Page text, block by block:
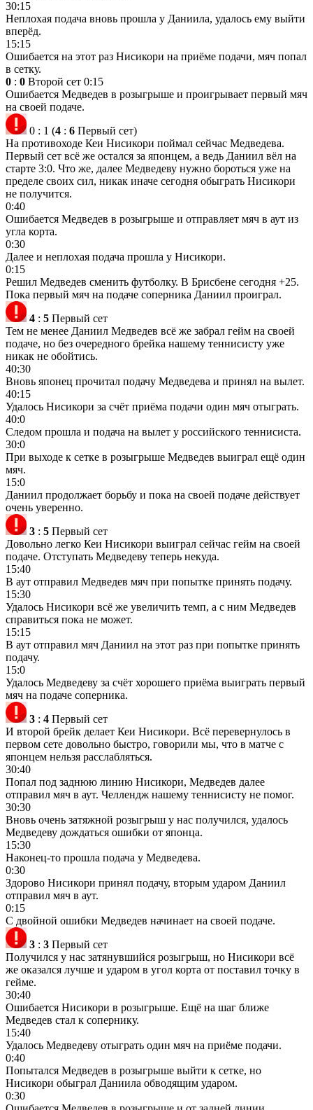
30:15
Неплохая подача вновь прошла у Даниила, удалось ему выйти
вперёд.
15:15
Ошибается на этот раз Нисикори на приёме подачи, мяч попал
в сетку.
0 : 0 Второй сет 0:15
Ошибается Медведев в розыгрыше и проигрывает первый мяч
на своей подаче.
0 : 1 (4 : 6 Первый сет)
На противоходе Кеи Нисикори поймал сейчас Медведева.
Первый сет всё же остался за японцем, а ведь Даниил вёл на
старте 3:0. Что же, далее Медведеву нужно бороться уже на
пределе своих сил, никак иначе сегодня обыграть Нисикори
не получится.
0:40
Ошибается Медведев в розыгрыше и отправляет мяч в аут из
угла корта.
0:30
Далее и неплохая подача прошла у Нисикори.
0:15
Решил Медведев сменить футболку. В Брисбене сегодня +25.
Пока первый мяч на подаче соперника Даниил проиграл.
4 : 5 Первый сет
Тем не менее Даниил Медведев всё же забрал гейм на своей
подаче, но без очередного брейка нашему теннисисту уже
никак не обойтись.
40:30
Вновь японец прочитал подачу Медведева и принял на вылет.
40:15
Удалось Нисикори за счёт приёма подачи один мяч отыграть.
40:0
Следом прошла и подача на вылет у российского теннисиста.
30:0
При выходе к сетке в розыгрыше Медведев выиграл ещё один
мяч.
15:0
Даниил продолжает борьбу и пока на своей подаче действует
очень уверенно.
3 : 5 Первый сет
Довольно легко Кеи Нисикори выиграл сейчас гейм на своей
подаче. Отступать Медведеву теперь некуда.
15:40
В аут отправил Медведев мяч при попытке принять подачу.
15:30
Удалось Нисикори всё же увеличить темп, а с ним Медведев
справиться пока не может.
15:15
В аут отправил мяч Даниил на этот раз при попытке принять
подачу.
15:0
Удалось Медведеву за счёт хорошего приёма выиграть первый
мяч на подаче соперника.
3 : 4 Первый сет
И второй брейк делает Кеи Нисикори. Всё перевернулось в
первом сете довольно быстро, говорили мы, что в матче с
японцем нельзя расслабляться.
30:40
Попал под заднюю линию Нисикори, Медведев далее
отправил мяч в аут. Челлендж нашему теннисисту не помог.
30:30
Вновь очень затяжной розыгрыш у нас получился, удалось
Медведеву дождаться ошибки от японца.
15:30
Наконец-то прошла подача у Медведева.
0:30
Здорово Нисикори принял подачу, вторым ударом Даниил
отправил мяч в аут.
0:15
С двойной ошибки Медведев начинает на своей подаче.
3 : 3 Первый сет
Получился у нас затянувшийся розыгрыш, но Нисикори всё
же оказался лучше и ударом в угол корта от поставил точку в
гейме.
30:40
Ошибается Нисикори в розыгрыше. Ещё на шаг ближе
Медведев стал к сопернику.
15:40
Удалось Медведеву отыграть один мяч на приёме подачи.
0:40
Попытался Медведев в розыгрыше выйти к сетке, но
Нисикори обыграл Даниила обводящим ударом.
0:30